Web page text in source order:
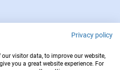
Privacy policy
visitor data, to improve our website,
you a great website experience. For